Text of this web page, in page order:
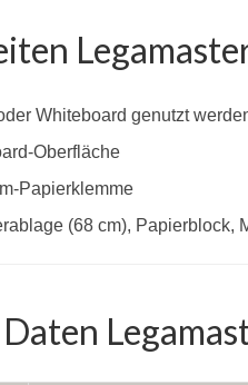
Whiteboard genutzt
Oberfläche
Papierklemme
(68 cm), Papierblock,